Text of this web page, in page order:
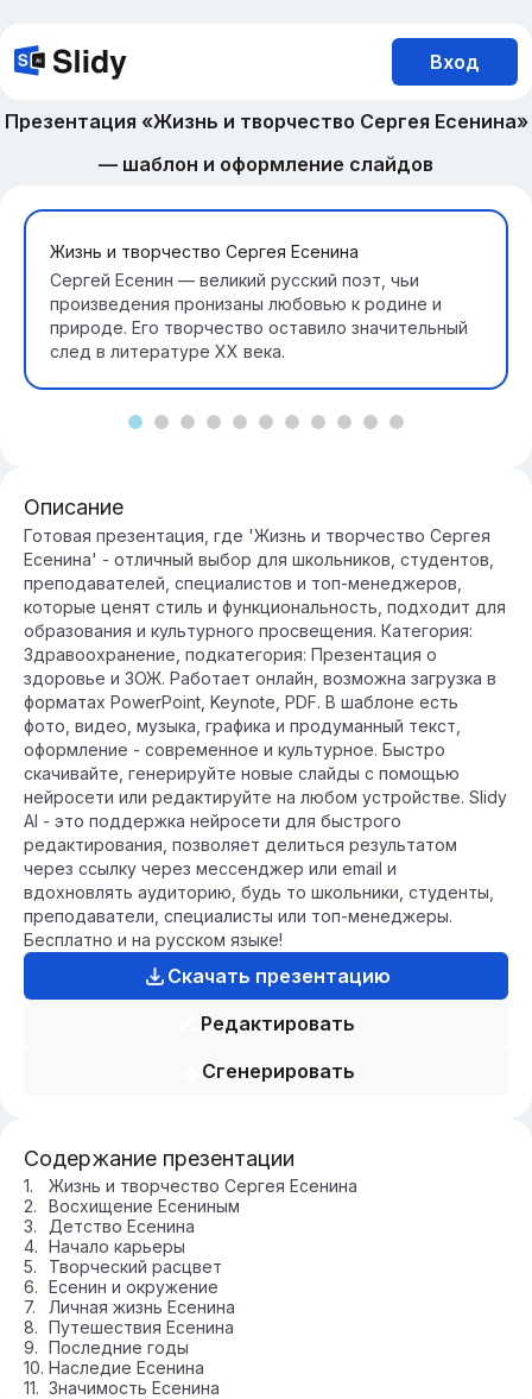
Вход
Презентация «Жизнь и творчество Сергея Есенина»
— шаблон и оформление слайдов
Жизнь и творчество Сергея Есенина
Сергей Есенин — великий русский поэт, чьи
произведения пронизаны любовью к родине и
природе. Его творчество оставило значительный
след в литературе XX века.
Описание
Готовая презентация, где 'Жизнь и творчество Сергея
Есенина' - отличный выбор для школьников, студентов,
преподавателей, специалистов и топ-менеджеров,
которые ценят стиль и функциональность, подходит для
образования и культурного просвещения. Категория:
Здравоохранение, подкатегория: Презентация о
здоровье и ЗОЖ. Работает онлайн, возможна загрузка в
форматах PowerPoint, Keynote, PDF. В шаблоне есть
фото, видео, музыка, графика и продуманный текст,
оформление - современное и культурное. Быстро
скачивайте, генерируйте новые слайды с помощью
нейросети или редактируйте на любом устройстве. Slidy
AI - это поддержка нейросети для быстрого
редактирования, позволяет делиться результатом
через ссылку через мессенджер или email и
вдохновлять аудиторию, будь то школьники, студенты,
преподаватели, специалисты или топ-менеджеры.
Бесплатно и на русском языке!
Скачать презентацию
Редактировать
Сгенерировать
Содержание презентации
Жизнь и творчество Сергея Есенина
Восхищение Есениным
Детство Есенина
Начало карьеры
Творческий расцвет
Есенин и окружение
Личная жизнь Есенина
Путешествия Есенина
Последние годы
Наследие Есенина
Значимость Есенина